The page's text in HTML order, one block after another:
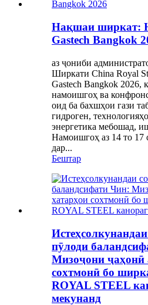
Нақшаи ширкат:
Gastech Bangkok
аз ҷониби
Ширкати China Royal
Gastech Bangkok 2026,
намоишгоҳ ва
оид ба бахшҳои гази
гидроген,
энергетика мебошад,
Намоишгоҳ аз 14 то 17
дар...
Бештар
пӯлоди
Мизоҷони ҷаҳонӣ
сохтмонӣ бо
ROYAL STEEL
мекунанд